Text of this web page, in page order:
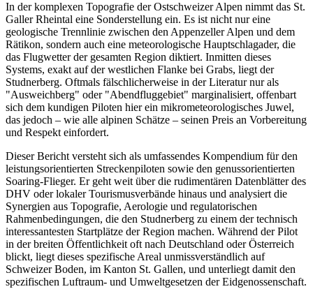
In der komplexen Topografie der Ostschweizer Alpen nimmt das St.
Galler Rheintal eine Sonderstellung ein. Es ist nicht nur eine
geologische Trennlinie zwischen den Appenzeller Alpen und dem
Rätikon, sondern auch eine meteorologische Hauptschlagader, die
das Flugwetter der gesamten Region diktiert. Inmitten dieses
Systems, exakt auf der westlichen Flanke bei Grabs, liegt der
Studnerberg. Oftmals fälschlicherweise in der Literatur nur als
"Ausweichberg" oder "Abendfluggebiet" marginalisiert, offenbart
sich dem kundigen Piloten hier ein mikrometeorologisches Juwel,
das jedoch – wie alle alpinen Schätze – seinen Preis an Vorbereitung
und Respekt einfordert.
Dieser Bericht versteht sich als umfassendes Kompendium für den
leistungsorientierten Streckenpiloten sowie den genussorientierten
Soaring-Flieger. Er geht weit über die rudimentären Datenblätter des
DHV oder lokaler Tourismusverbände hinaus und analysiert die
Synergien aus Topografie, Aerologie und regulatorischen
Rahmenbedingungen, die den Studnerberg zu einem der technisch
interessantesten Startplätze der Region machen. Während der Pilot
in der breiten Öffentlichkeit oft nach Deutschland oder Österreich
blickt, liegt dieses spezifische Areal unmissverständlich auf
Schweizer Boden, im Kanton St. Gallen, und unterliegt damit den
spezifischen Luftraum- und Umweltgesetzen der Eidgenossenschaft.